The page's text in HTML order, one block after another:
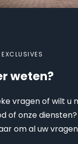
weten?
vragen of wilt u
of onze
om al uw